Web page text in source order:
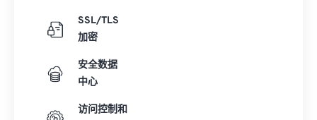
SSL/TLS
加密
安全数据
中心
访问控制和